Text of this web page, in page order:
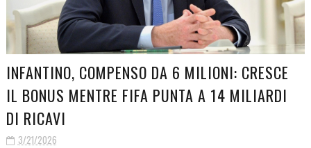
INFANTINO, COMPENSO DA 6 MILIONI: CRESCE
IL BONUS MENTRE FIFA PUNTA A 14 MILIARDI
DI RICAVI
3/21/2026